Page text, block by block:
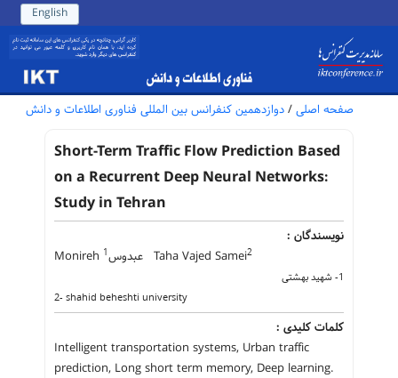
English
صفحه اصلی / دوازدهمین کنفرانس بین المللی فناوری اطلاعات و دانش
Short-Term Traffic Flow Prediction Based
on a Recurrent Deep Neural Networks:
Study in Tehran
نویسندگان :
Monireh عبدوس1 Taha Vajed Samei2
1- شهید بهشتی
2- shahid beheshti university
کلمات کلیدی :
Intelligent transportation systems, Urban traffic
prediction, Long short term memory, Deep learning.